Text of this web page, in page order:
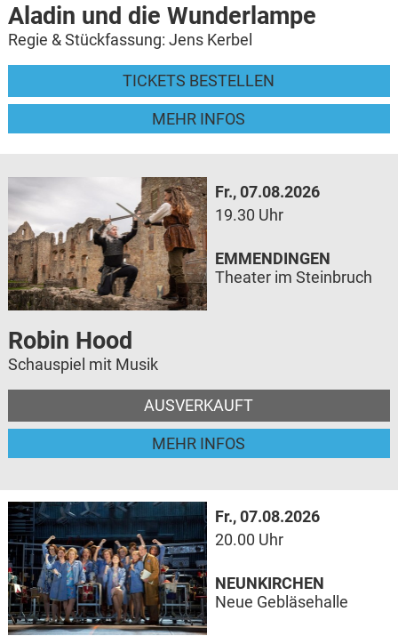
Aladin und die Wunderlampe
Regie & Stückfassung: Jens Kerbel
TICKETS BESTELLEN
MEHR INFOS
Fr., 07.08.2026
19.30 Uhr
Robin Hood
Schauspiel mit Musik
AUSVERKAUFT
MEHR INFOS
EMMENDINGEN
Theater im Steinbruch
Fr., 07.08.2026
20.00 Uhr
NEUNKIRCHEN
Neue Gebläsehalle